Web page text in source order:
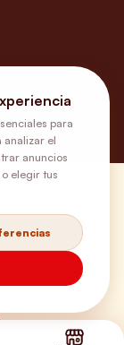
para
analizar el
anuncios
elegir tus